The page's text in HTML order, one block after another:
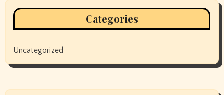
Categories
Uncategorized